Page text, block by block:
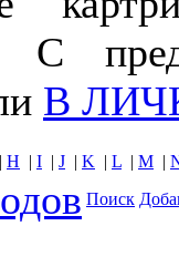
С
В
| H | I | J | K | L | M |
Поиск